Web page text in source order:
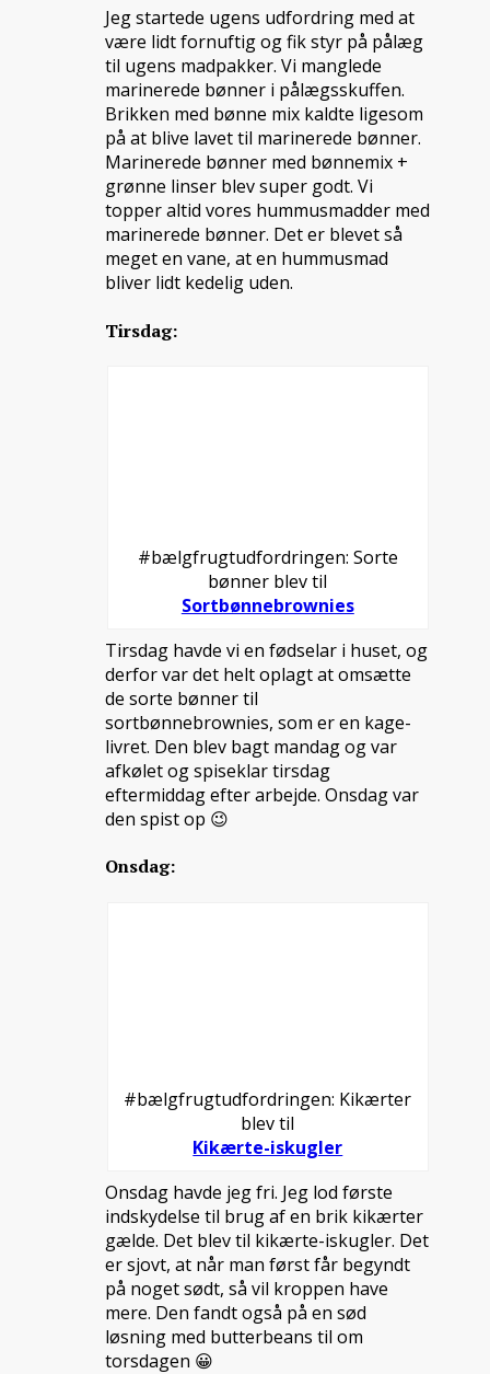
Jeg startede ugens udfordring med at
være lidt fornuftig og fik styr på pålæg
til ugens madpakker. Vi manglede
marinerede bønner i pålægsskuffen.
Brikken med bønne mix kaldte ligesom
på at blive lavet til marinerede bønner.
Marinerede bønner med bønnemix +
grønne linser blev super godt. Vi
topper altid vores hummusmadder med
marinerede bønner. Det er blevet så
meget en vane, at en hummusmad
bliver lidt kedelig uden.
Tirsdag:
#bælgfrugtudfordringen: Sorte
bønner blev til
Sortbønnebrownies
Tirsdag havde vi en fødselar i huset, og
derfor var det helt oplagt at omsætte
de sorte bønner til
sortbønnebrownies, som er en kage-
livret. Den blev bagt mandag og var
afkølet og spiseklar tirsdag
eftermiddag efter arbejde. Onsdag var
den spist op 😉
Onsdag:
#bælgfrugtudfordringen: Kikærter
blev til
Kikærte-iskugler
Onsdag havde jeg fri. Jeg lod første
indskydelse til brug af en brik kikærter
gælde. Det blev til kikærte-iskugler. Det
er sjovt, at når man først får begyndt
på noget sødt, så vil kroppen have
mere. Den fandt også på en sød
løsning med butterbeans til om
torsdagen 😀